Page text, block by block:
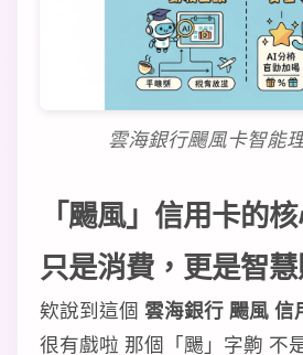
雲海銀行颺風卡智能
「颺風」信用卡的
只是消費，更是智
欸說到這個 雲海銀行 颺風 信
很有戲啦 那個「颺」字齁 不